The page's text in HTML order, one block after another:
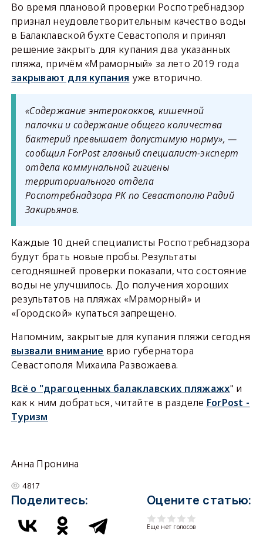
Во время плановой проверки Роспотребнадзор
признал неудовлетворительным качество воды
в Балаклавской бухте Севастополя и принял
решение закрыть для купания два указанных
пляжа, причём «Мраморный» за лето 2019 года
закрывают для купания уже вторично.
«Содержание энтерококков, кишечной
палочки и содержание общего количества
бактерий превышает допустимую норму», —
сообщил ForPost главный специалист-эксперт
отдела коммунальной гигиены
территориального отдела
Роспотребнадзора РК по Севастополю Радий
Закирьянов.
Каждые 10 дней специалисты Роспотребнадзора
будут брать новые пробы. Результаты
сегодняшней проверки показали, что состояние
воды не улучшилось. До получения хороших
результатов на пляжах «Мраморный» и
«Городской» купаться запрещено.
Напомним, закрытые для купания пляжи сегодня
вызвали внимание врио губернатора
Севастополя Михаила Развожаева.
Всё о "драгоценных балаклавских пляжажх" и
как к ним добраться, читайте в разделе ForPost -
Туризм
Анна Пронина
4817
Поделитесь: Оцените статью:
Еще нет голосов